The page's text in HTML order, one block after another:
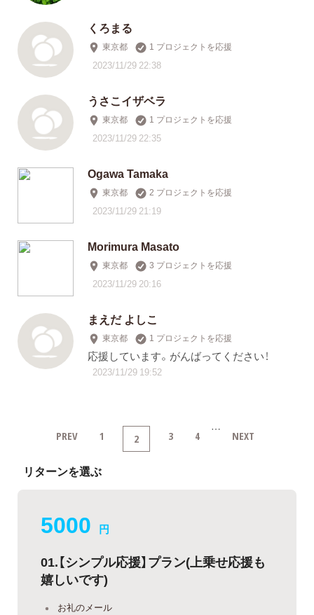
くろまる
東京都 1 プロジェクトを応援
2023/11/29 22:38
うさこイザベラ
東京都 1 プロジェクトを応援
2023/11/29 22:35
Ogawa Tamaka
東京都 2 プロジェクトを応援
2023/11/29 21:19
Morimura Masato
東京都 3 プロジェクトを応援
2023/11/29 20:16
まえだ よしこ
東京都 1 プロジェクトを応援
応援しています。がんばってください！
2023/11/29 19:52
PREV 1 2 3 4 … NEXT
リターンを選ぶ
5000 円
01.【シンプル応援】プラン(上乗せ応援も
嬉しいです)
お礼のメール